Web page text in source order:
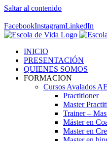
Saltar al contenido
FacebookInstagramLinkedIn
INICIO
PRESENTACIÓN
QUIENES SOMOS
FORMACION
Cursos Avalados
Practitioner
Master
Trainer –
Máster en
Master en